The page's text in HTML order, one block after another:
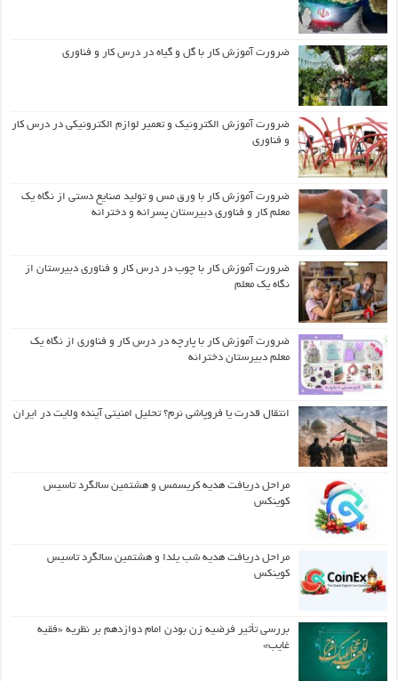
ضرورت آموزش کار با گل و گیاه در درس کار و فناوری
ضرورت آموزش الکترونیک و تعمیر لوازم الکترونیکی در درس کار
و فناوری
ضرورت آموزش کار با ورق مس و تولید صنایع دستی از نگاه یک
معلم کار و فناوری دبیرستان پسرانه و دخترانه
ضرورت آموزش کار با چوب در درس کار و فناوری دبیرستان از
نگاه یک معلم
ضرورت آموزش کار با پارچه در درس کار و فناوری از نگاه یک
معلم دبیرستان دخترانه
انتقال قدرت یا فروپاشی نرم؟ تحلیل امنیتی آینده ولایت در ایران
مراحل دریافت هدیه کریسمس و هشتمین سالگرد تاسیس
کوینکس
مراحل دریافت هدیه شب یلدا و هشتمین سالگرد تاسیس
کوینکس
بررسی تأثیر فرضیه زن بودن امام دوازدهم بر نظریه «فقیه
غایب»